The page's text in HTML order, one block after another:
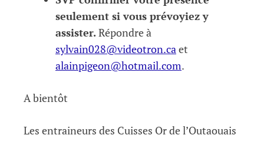
seulement si vous prévoyiez y
assister.Répondre à
sylvain028@videotron.caet
alainpigeon@hotmail.com.
A bientôt
Les entraineurs des Cuisses Or de l’Outaouais